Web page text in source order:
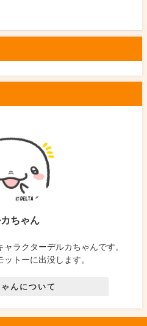
ちゃん
ラクターデルカちゃんです。
トーに出没します。
んについて